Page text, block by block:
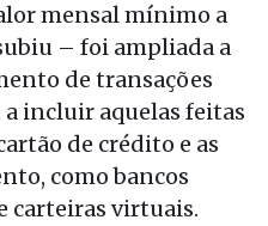
mensal mínimo a
– foi ampliada a
de transações
incluir aquelas feitas
de crédito e as
como bancos
carteiras virtuais.